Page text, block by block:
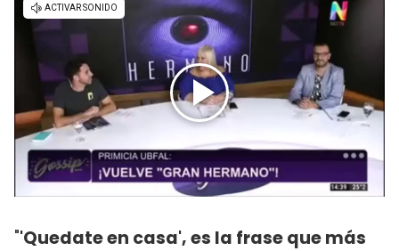
"'Quedate en casa', es la frase que más